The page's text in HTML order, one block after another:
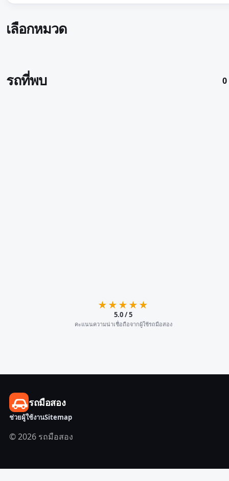
เลือกหมวด
รถที่พบ
★★★★★
5.0 / 5
คะแนนความน่าเชื่อถือจากผู้ใช้รถมือสอง
รถมือสอง
ช่วยผู้ใช้งานSitemap
© 2026 รถมือสอง